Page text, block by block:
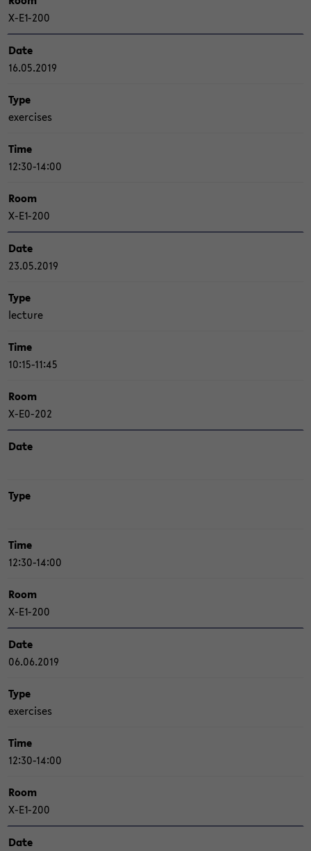
X-​E1-200
Date
16.05.2019
Type
ex­er­ci­s­es
Time
12:30-14:00
Room
X-​E1-200
Date
23.05.2019
Type
lec­tu­re
Time
10:15-11:45
Room
X-​E0-202
Date
Type
Time
12:30-14:00
Room
X-​E1-200
Date
06.06.2019
Type
ex­er­ci­s­es
Time
12:30-14:00
Room
X-​E1-200
Date